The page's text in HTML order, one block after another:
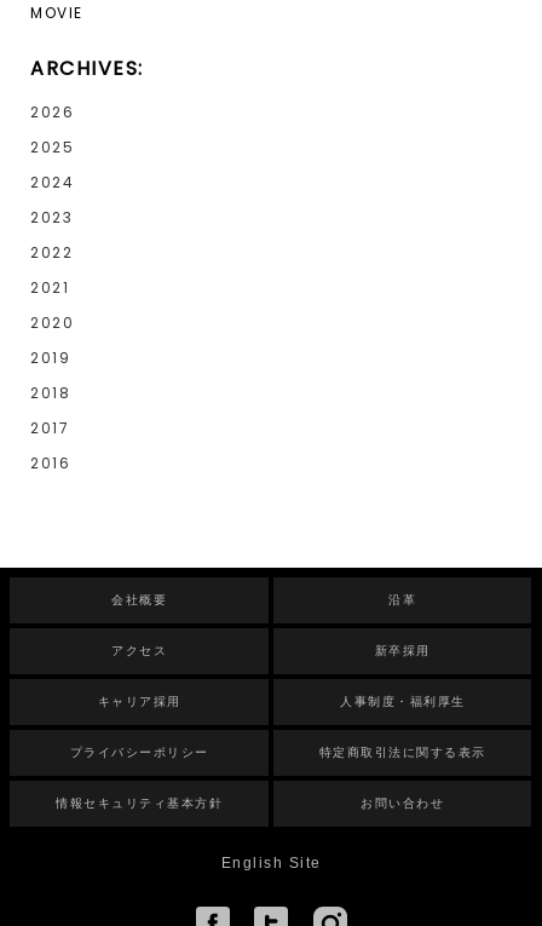
MOVIE
ARCHIVES:
2026
2025
2024
2023
2022
2021
2020
2019
2018
2017
2016
会社概要 沿革
アクセス 新卒採用
キャリア採用 人事制度・福利厚生
プライバシーポリシー 特定商取引法に関する表示
情報セキュリティ基本方針 お問い合わせ
English Site